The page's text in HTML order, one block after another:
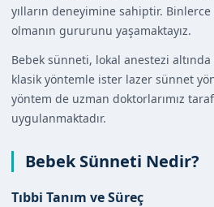
yılların deneyimine sahiptir.
olmanın gururunu yaşamaktayız.
Bebek sünneti, lokal anestezi
klasik yöntemle ister lazer sünnet
yöntem de uzman doktorlarımız
uygulanmaktadır.
Bebek Sünneti Nedir?
Tıbbi Tanım ve Süreç